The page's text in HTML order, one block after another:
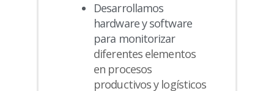
Desarrollamos
hardware y software
para monitorizar
diferentes elementos
en procesos
productivos y logísticos